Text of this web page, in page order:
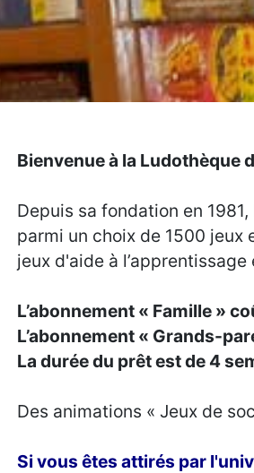
Bienvenue à la Ludothèque
Depuis sa fondation en
parmi un choix de 1500 jeux
jeux d'aide à
L’abonnement « Famille »
L’abonnement « Grands-
La durée du prêt est de 4
Des animations « Jeux de
Si vous êtes attirés par